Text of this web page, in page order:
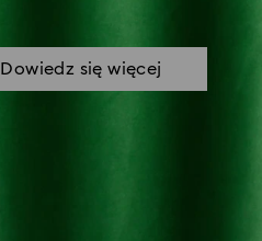
Dowiedz się więcej